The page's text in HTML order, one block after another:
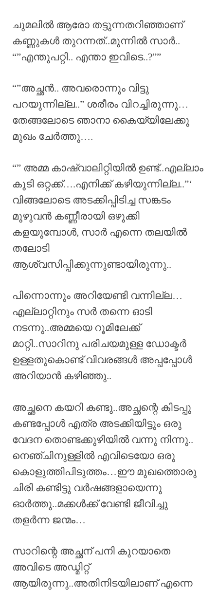
ചുമലിൽ ആരോ തട്ടുന്നതറിഞ്ഞാണ്‌
കണ്ണുകൾ തുറന്നത്..മുന്നിൽ സാർ..
“”എന്തുപറ്റി.. എന്താ ഇവിടെ..?””
“”അച്ഛൻ.. അവരൊന്നും വിട്ടു
പറയുന്നില്ല..” ശരീരം വിറച്ചിരുന്നു…
തേങ്ങലോടെ ഞാനാ കൈയ്യിലേക്കു
മുഖം ചേർത്തു….
“” അമ്മ കാഷ്വാലിറ്റിയിൽ ഉണ്ട്..എല്ലാം
കൂടി ഒറ്റക്ക്….എനിക്ക് കഴിയുന്നില്ല..”‘
വിങ്ങലോടെ അടക്കിപ്പിടിച്ച സങ്കടം
മുഴുവൻ കണ്ണീരായി ഒഴുക്കി
കളയുമ്പോൾ, സാർ എന്നെ തലയിൽ
തലോടി
ആശ്വസിപ്പിക്കുന്നുണ്ടായിരുന്നു..
പിന്നൊന്നും അറിയേണ്ടി വന്നില്ല…
എല്ലാറ്റിനും സർ തന്നെ ഓടി
നടന്നു..അമ്മയെ റൂമിലേക്ക്‌
മാറ്റി..സാറിനു പരിചയമുള്ള ഡോക്ടർ
ഉള്ളതുകൊണ്ട് വിവരങ്ങൾ അപ്പപ്പോൾ
അറിയാൻ കഴിഞ്ഞു..
അച്ഛനെ കയറി കണ്ടു..അച്ഛന്റെ കിടപ്പു
കണ്ടപ്പോൾ എത്ര അടക്കിയിട്ടും ഒരു
വേദന തൊണ്ടക്കുഴിയിൽ വന്നു നിന്നു..
നെഞ്ചിനുള്ളിൽ എവിടെയോ ഒരു
കൊളുത്തിപിടുത്തം…ഈ മുഖത്തൊരു
ചിരി കണ്ടിട്ടു വർഷങ്ങളായെന്നു
ഓർത്തു..മക്കൾക്ക് വേണ്ടി ജീവിച്ചു
തളർന്ന ജന്മം…
സാറിന്റെ അച്ഛന് പനി കുറയാതെ
അവിടെ അഡ്മിറ്റ്‌
ആയിരുന്നു..അതിനിടയിലാണ് എന്നെ